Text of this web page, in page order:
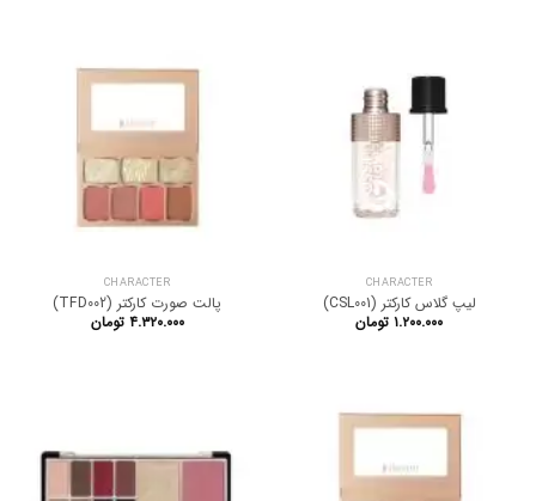
CHARACTER
لیپ گلاس کارکتر (CSL001)
۱.۲۰۰.۰۰۰ تومان
CHARACTER
پالت صورت کارکتر (TFD002)
۴.۳۲۰.۰۰۰ تومان